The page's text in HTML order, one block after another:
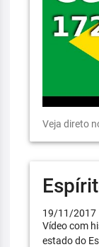
Veja direto
19/11/2017
Vídeo com
estado do